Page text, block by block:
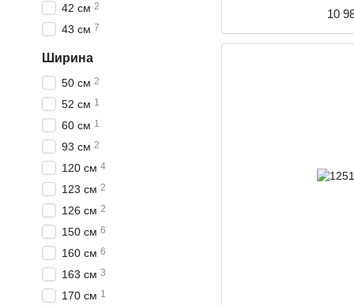
10
42 см 2
43 см 7
Ширина
50 см 2
52 см 1
60 см 1
93 см 2
120 см 4
123 см 2
126 см 2
150 см 6
160 см 6
163 см 3
170 см 1